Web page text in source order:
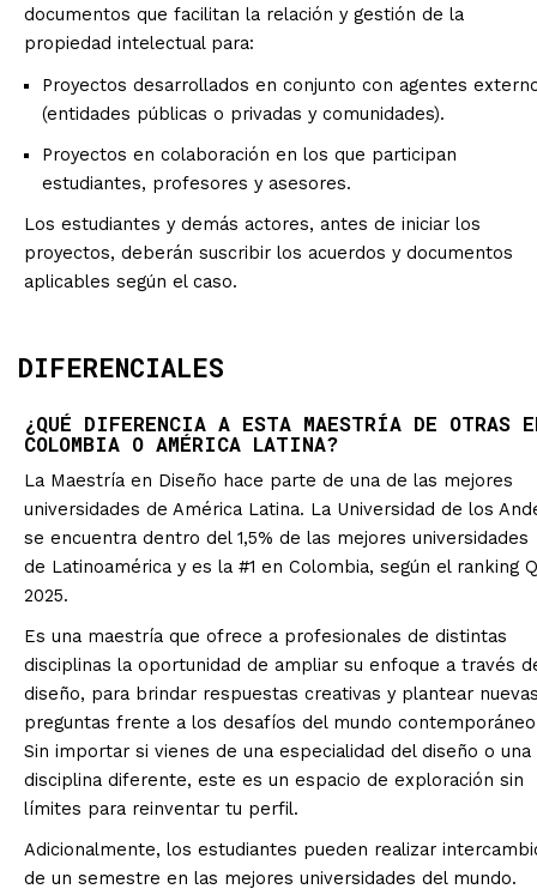
documentos que facilitan la relación y gestión de la
propiedad intelectual para:
Proyectos desarrollados en conjunto con agentes
(entidades públicas o privadas y comunidades).
Proyectos en colaboración en los que participan
estudiantes, profesores y asesores.
Los estudiantes y demás actores, antes de iniciar los
proyectos, deberán suscribir los acuerdos y documentos
aplicables según el caso.
DIFERENCIALES
¿QUÉ DIFERENCIA A ESTA MAESTRÍA DE OTRAS
COLOMBIA O AMÉRICA LATINA?
La Maestría en Diseño hace parte de una de las mejores
universidades de América Latina. La Universidad de los
se encuentra dentro del 1,5% de las mejores universidades
de Latinoamérica y es la #1 en Colombia, según el ranking
2025.
Es una maestría que ofrece a profesionales de distintas
disciplinas la oportunidad de ampliar su enfoque a través
diseño, para brindar respuestas creativas y plantear
preguntas frente a los desafíos del mundo
Sin importar si vienes de una especialidad del diseño o una
disciplina diferente, este es un espacio de exploración sin
límites para reinventar tu perfil.
Adicionalmente, los estudiantes pueden realizar
de un semestre en las mejores universidades del mundo.